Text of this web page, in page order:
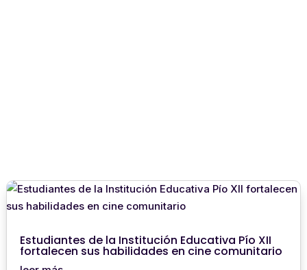
Estudiantes de la Institución Educativa Pío XII
fortalecen sus habilidades en cine comunitario